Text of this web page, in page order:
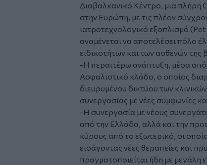
Διαβαλκανικό Κέντρο, μια πλήρη
στην Ευρώπη, με τις πλέον
ιατροτεχνολογικό εξοπλισμό
αναμένεται να αποτελέσει πόλο
ειδικοτήτων και των ασθενών
-Η περαιτέρω ανάπτυξη, μέσα από
Ασφαλιστικό κλάδο, ο οποίος
διευρυμένου δικτύου των
συνεργασίας με νέες συμφωνίες
-Η συνεργασία με νέους
από την Ελλάδα, αλλά και την
κύρους από το εξωτερικό, οι
εισάγοντας νέες θεραπείες και
πραγματοποιείται ήδη με μεγάλη